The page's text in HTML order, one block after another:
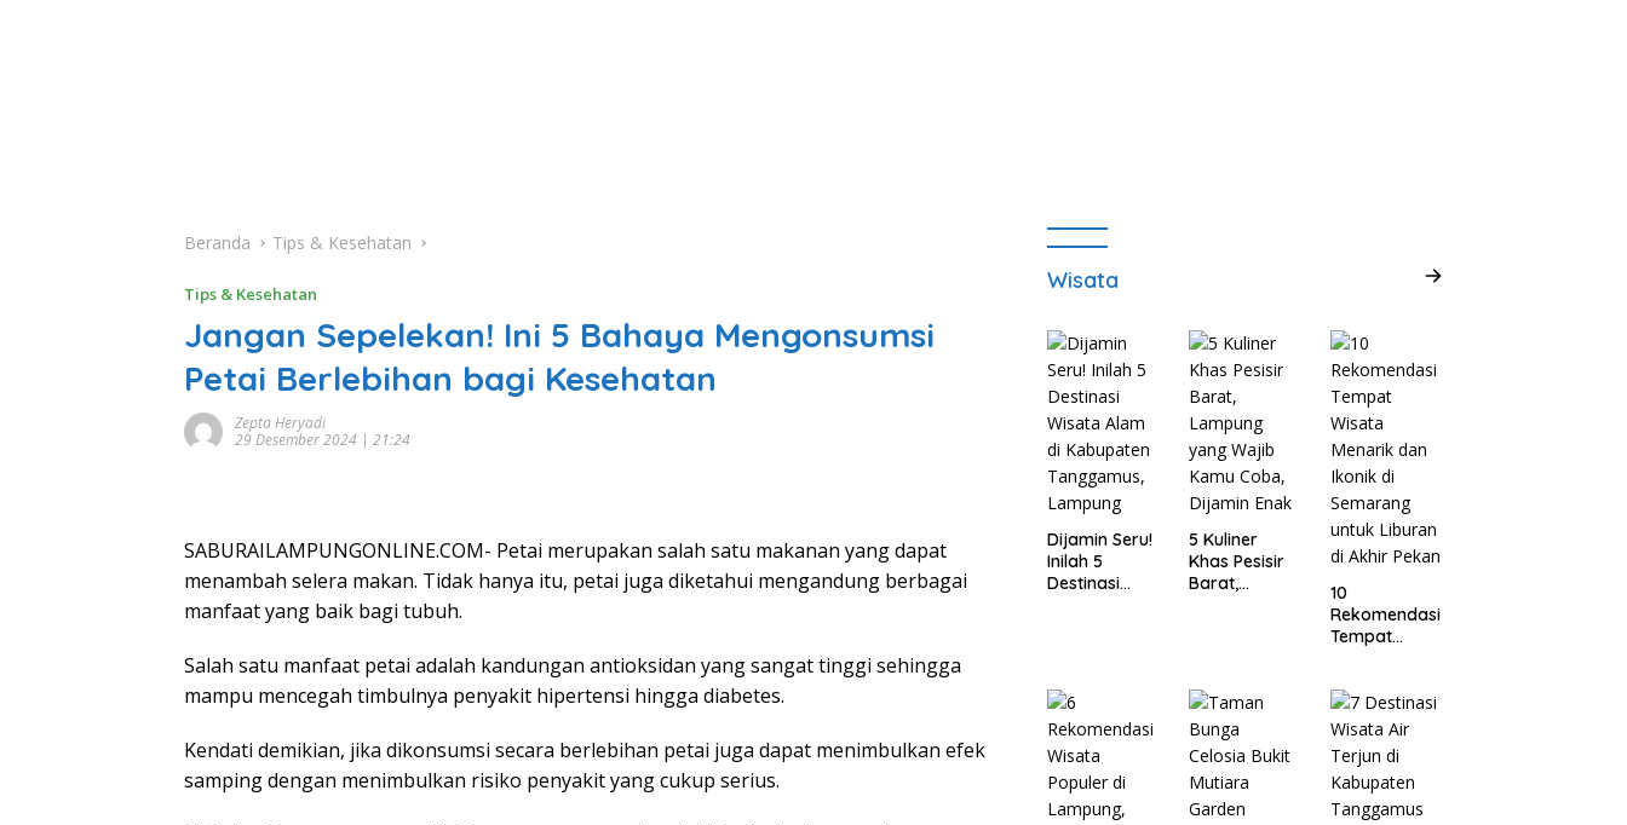
Beranda Tips & Kesehatan
Tips & Kesehatan
Jangan Sepelekan! Ini 5 Bahaya Mengonsumsi
Petai Berlebihan bagi Kesehatan
Zepta Heryadi
29 Desember 2024 | 21:24
SABURAILAMPUNGONLINE.COM- Petai merupakan salah satu makanan yang dapat
menambah selera makan. Tidak hanya itu, petai juga diketahui mengandung berbagai
manfaat yang baik bagi tubuh.
Salah satu manfaat petai adalah kandungan antioksidan yang sangat tinggi sehingga
mampu mencegah timbulnya penyakit hipertensi hingga diabetes.
Kendati demikian, jika dikonsumsi secara berlebihan petai juga dapat menimbulkan efek
samping dengan menimbulkan risiko penyakit yang cukup serius.
Wisata
Dijamin Seru!
Inilah 5
Destinasi
5 Kuliner
Khas Pesisir
Barat,
10
Rekomendasi
Tempat
Ikonik di
Semarang
untuk Liburan
di Akhir
Pekan